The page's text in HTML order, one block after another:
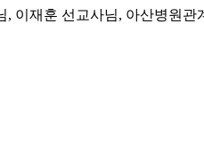
이재훈 선교사님, 아산병원관